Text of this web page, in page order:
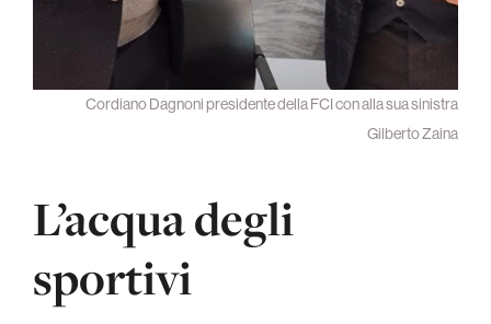
Cordiano Dagnoni presidente della FCI con alla sua sinistra
Gilberto Zaina
L’acqua degli
sportivi